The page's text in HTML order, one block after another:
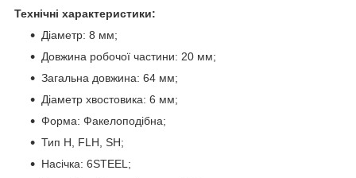
Технічні характеристики:
Діаметр: 8 мм;
Довжина робочої частини: 20 мм;
Загальна довжина: 64 мм;
Діаметр хвостовика: 6 мм;
Форма: Факелоподібна;
Тип H, FLH, SH;
Насічка: 6STEEL;